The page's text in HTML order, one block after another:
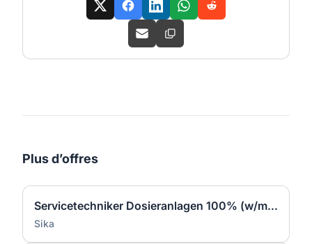
Plus d’offres
Servicetechniker Dosieranlagen 100% (w/m/d)
Sika